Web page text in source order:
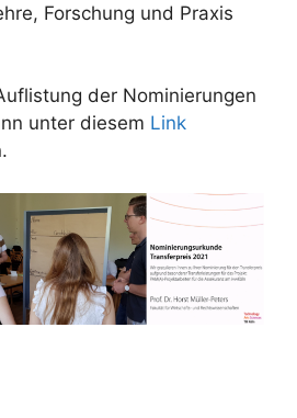
Forschung und Praxis
der Nominierungen
unter diesem Link